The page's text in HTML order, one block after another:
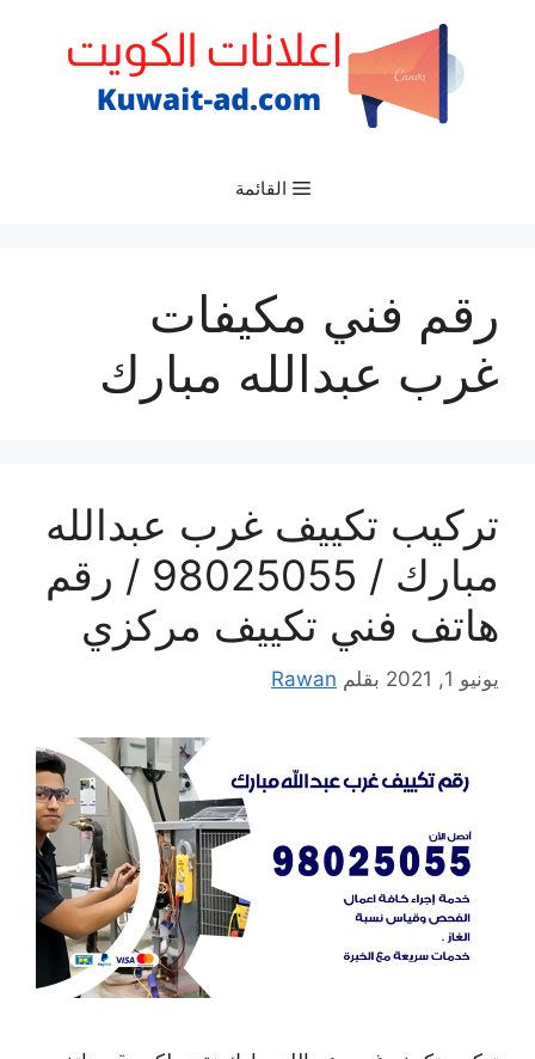
القائمة
رقم فني مكيفات
غرب عبدالله مبارك
تركيب تكييف غرب عبدالله
مبارك / 98025055 / رقم
هاتف فني تكييف مركزي
يونيو 1, 2021 بقلم Rawan